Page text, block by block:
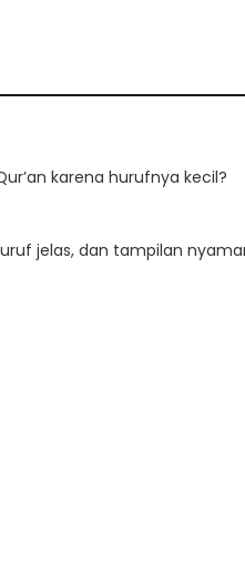
karena hurufnya kecil?
jelas, dan tampilan